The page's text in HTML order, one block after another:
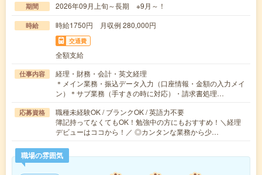
期間 2026年09月上旬～長期 ※9月～！
時給 時給1750円 月収例 280,000円
交通費
全額支給
仕事内容
経理・財務・会計・英文経理
＊メイン業務・振込データ入力（口座情報・金額の入力メイ
ン）＊サブ業務（手すきの時に対応）・請求書処理…
応募資格
職種未経験OK / ブランクOK / 英語力不要
簿記持ってなくてもOK！勉強中の方にもおすすめ！＼経理
デビューはココから！／ ◎カンタンな業務から少…
職場の雰囲気